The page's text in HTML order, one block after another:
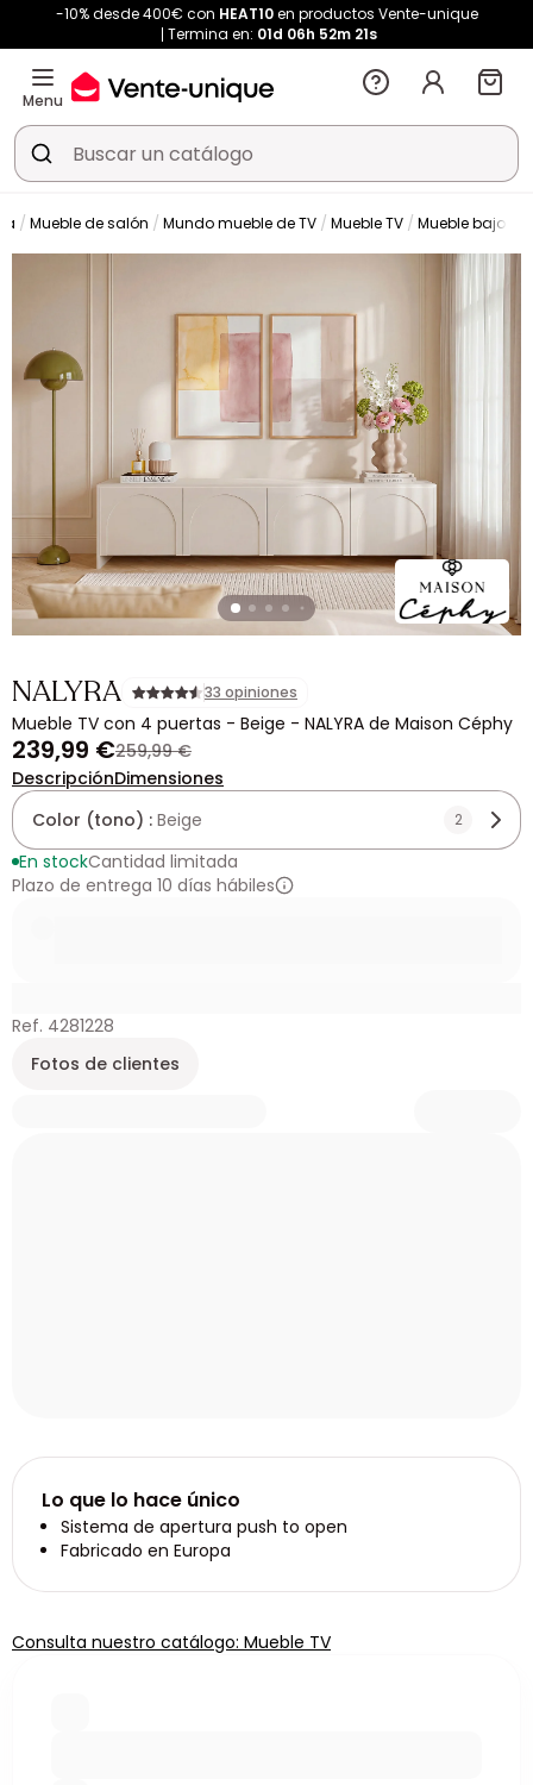
-10% desde 400€ con HEAT10en productos Vente-unique
Termina en: 01d 06h 52m 21s
Menu
Mueble de salón Mundo mueble de TV Mueble TV Mueble bajo de
NALYRA 33 opiniones
Mueble TV con 4 puertas - Beige - NALYRA de Maison Céphy
239,99 €259,99 €
DescripciónDimensiones
Color (tono) : Beige 2
En stockCantidad limitada
Plazo de entrega 10 días hábiles
Ref. 4281228
Fotos de clientes
Lo que lo hace único
Sistema de apertura push to open
Fabricado en Europa
Consulta nuestro catálogo: Mueble TV